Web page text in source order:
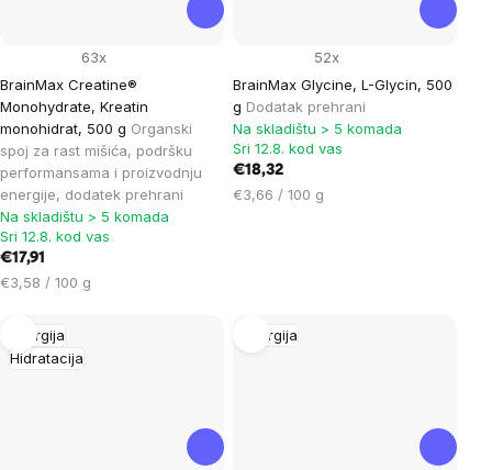
BrainMax Creatine®
Monohydrate, Kreatin
monohidrat, 500 g Organski
spoj za rast mišića, podršku
performansama i proizvodnju
energije, dodatek prehrani
63x
Na skladištu > 5 komada
Sri 12.8. kod vas
€17,91
Cijena
€3,58 / 100 g
BrainMax Glycine, L-Glycin, 500
g Dodatak prehrani
52x
Na skladištu > 5 komada
Sri 12.8. kod vas
€18,32
Cijena
€3,66 / 100 g
Energija
Hidratacija
Energija